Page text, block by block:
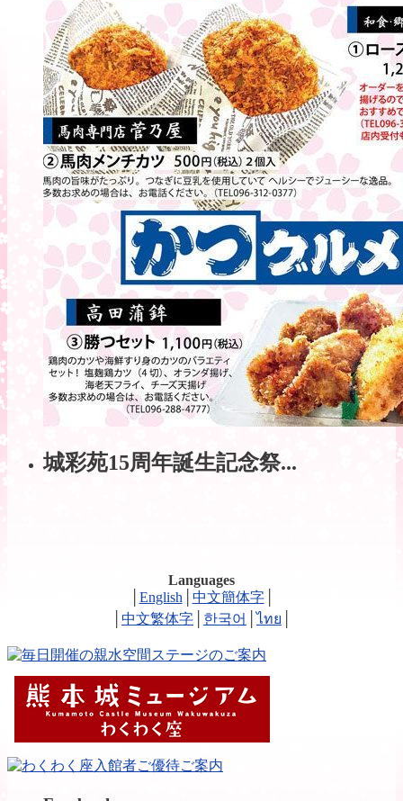
城彩苑15周年誕生記念祭...
Languages
English 中文簡体字│
中文繁体字 한국어 │ไทย